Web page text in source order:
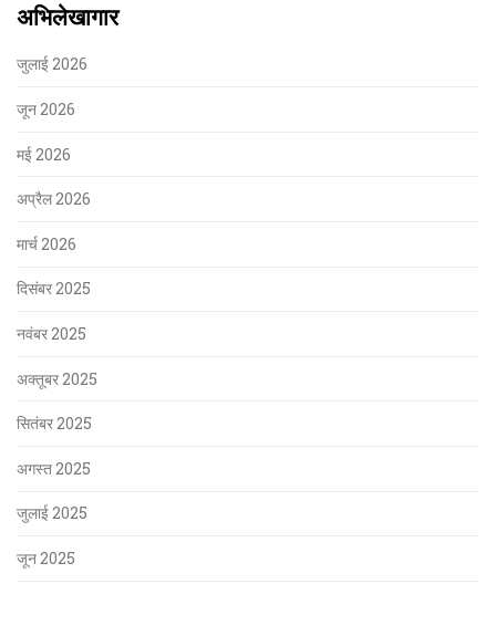
अभिलेखागार
जुलाई 2026
जून 2026
मई 2026
अप्रैल 2026
मार्च 2026
दिसंबर 2025
नवंबर 2025
अक्तूबर 2025
सितंबर 2025
अगस्त 2025
जुलाई 2025
जून 2025